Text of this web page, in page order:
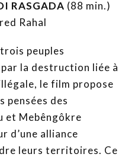
RASGADA (88 min.)
Rahal
peuples
la destruction liée à
le film propose
pensées des
et Mebêngôkre
d’une alliance
leurs territoires. Ce